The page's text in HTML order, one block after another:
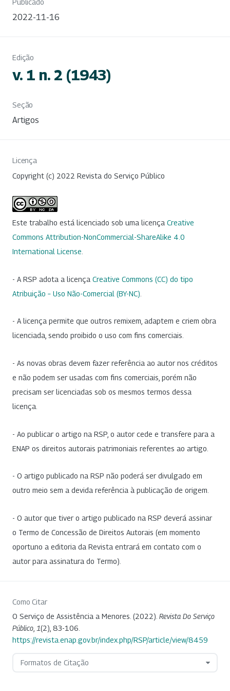
2022-11-16
Edição
v. 1 n. 2 (1943)
Seção
Artigos
Licença
Copyright (c) 2022 Revista do Serviço Público
Este trabalho está licenciado sob uma licença Creative
Commons Attribution-NonCommercial-ShareAlike 4.0
International License
- A RSP adota a licença Creative Commons (CC) do tipo
Atribuição – Uso Não-Comercial (BY-NC)
- A licença permite que outros remixem, adaptem e criem obra
licenciada, sendo proibido o uso com fins comerciais.
- As novas obras devem fazer referência ao autor nos créditos
e não podem ser usadas com fins comerciais, porém não
precisam ser licenciadas sob os mesmos termos dessa
licença.
- Ao publicar o artigo na RSP, o autor cede e transfere para a
ENAP os direitos autorais patrimoniais referentes ao artigo.
- O artigo publicado na RSP não poderá ser divulgado em
outro meio sem a devida referência à publicação de origem.
- O autor que tiver o artigo publicado na RSP deverá assinar
o Termo de Concessão de Direitos Autorais (em momento
oportuno a editoria da Revista entrará em contato com o
autor para assinatura do Termo).
Como Citar
O Serviço de Assistência a Menores. (2022). Revista Do Serviço
Público 1(2), 83-106.
https://revista.enap.gov.br/index.php/RSP/article/view/8459
Formatos de Citação